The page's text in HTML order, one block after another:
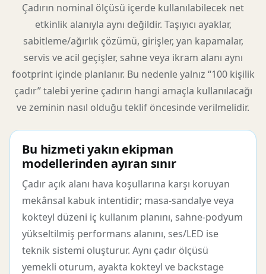
Çadırın nominal ölçüsü içerde kullanılabilecek net
etkinlik alanıyla aynı değildir. Taşıyıcı ayaklar,
sabitleme/ağırlık çözümü, girişler, yan kapamalar,
servis ve acil geçişler, sahne veya ikram alanı aynı
footprint içinde planlanır. Bu nedenle yalnız “100 kişilik
çadır” talebi yerine çadırın hangi amaçla kullanılacağı
ve zeminin nasıl olduğu teklif öncesinde verilmelidir.
Bu hizmeti yakın ekipman
modellerinden ayıran sınır
Çadır açık alanı hava koşullarına karşı koruyan
mekânsal kabuk intentidir; masa-sandalye veya
kokteyl düzeni iç kullanım planını, sahne-podyum
yükseltilmiş performans alanını, ses/LED ise
teknik sistemi oluşturur. Aynı çadır ölçüsü
yemekli oturum, ayakta kokteyl ve backstage